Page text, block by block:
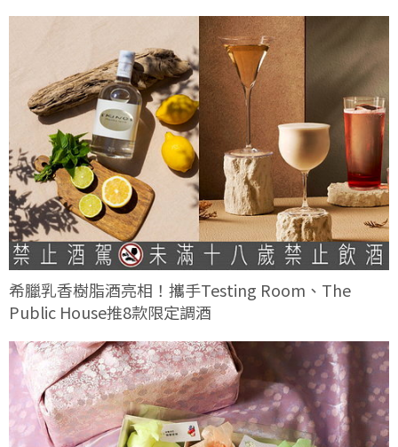
希臘乳香樹脂酒亮相！攜手Testing Room、The
Public House推8款限定調酒